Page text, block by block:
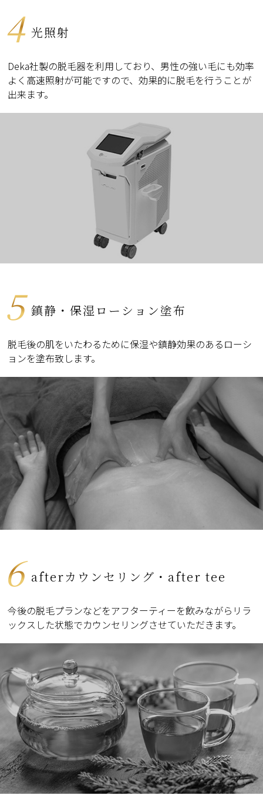
4 光照射
Deka社製の脱毛器を利用しており、男性の強い毛にも効率
よく高速照射が可能ですので、効果的に脱毛を行うことが
出来ます。
5 鎮静・保湿ローション塗布
脱毛後の肌をいたわるために保湿や鎮静効果のあるローシ
ョンを塗布致します。
6 afterカウンセリング・after tee
今後の脱毛プランなどをアフターティーを飲みながらリラ
ックスした状態でカウンセリングさせていただきます。